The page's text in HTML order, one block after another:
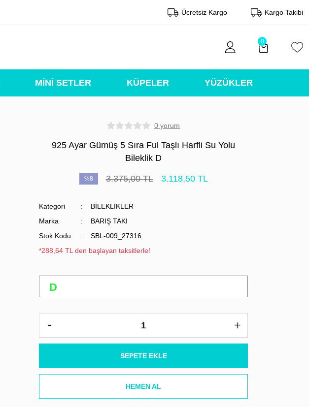
Ücretsiz Kargo Kargo Takibi
0
MİNİ SETLER KÜPELER YÜZÜKLER
0 yorum
925 Ayar Gümüş 5 Sıra Ful Taşlı Harfli Su Yolu
Bileklik D
%8 3.375,00 TL 3.118,50 TL
Kategori
BİLEKLİKLER
Marka
BARIŞ TAKI
Stok Kodu
SBL-009_27316
*288,64 TL den başlayan taksitlerle!
SEPETE EKLE
HEMEN AL